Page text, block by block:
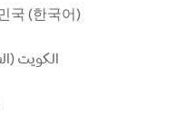
국 (한국어)
الكويت